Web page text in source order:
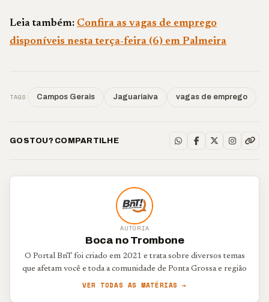
Leia também: Confira as vagas de emprego
disponíveis nesta terça-feira (6) em Palmeira
TAGS Campos Gerais Jaguariaiva vagas de emprego
GOSTOU? COMPARTILHE
AUTORIA
Boca no Trombone
O Portal BnT foi criado em 2021 e trata sobre diversos temas
que afetam você e toda a comunidade de Ponta Grossa e região
VER TODAS AS MATÉRIAS →